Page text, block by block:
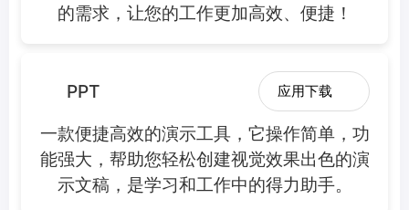
的需求，让您的工作更加高效、便捷！
PPT 应用下载
一款便捷高效的演示工具，它操作简单，功
能强大，帮助您轻松创建视觉效果出色的演
示文稿，是学习和工作中的得力助手。